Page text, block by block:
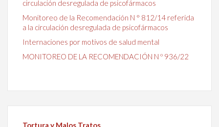
circulación desregulada de psicofármacos
Monitoreo de la Recomendación N ° 812/14 referida
a la circulación desregulada de psicofármacos
Internaciones por motivos de salud mental
MONITOREO DE LA RECOMENDACIÓN N º 936/22